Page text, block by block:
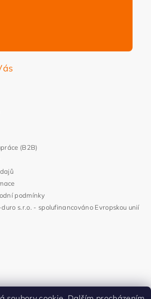
(B2B)
podmínky
s.r.o. - spolufinancováno Evropskou unií